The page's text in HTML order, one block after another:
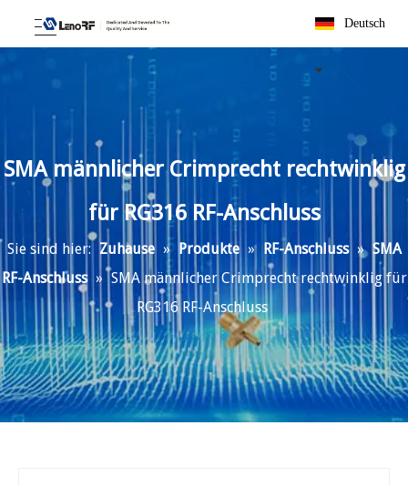
Deutsch
SMA männlicher Crimprecht rechtwinklig
für RG316 RF-Anschluss
Sie sind hier: Zuhause » Produkte » RF-Anschluss » SMA
RF-Anschluss » SMA männlicher Crimprecht rechtwinklig für
RG316 RF-Anschluss